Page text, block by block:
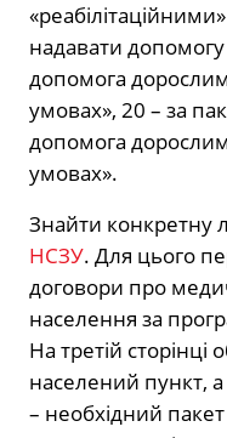
надавати допомогу
допомога
умовах», 20 – за
допомога
умовах».
Знайти конкретну
НСЗУ. Для цього
договори про
населення за
На третій сторінці
населений пункт, а
– необхідний